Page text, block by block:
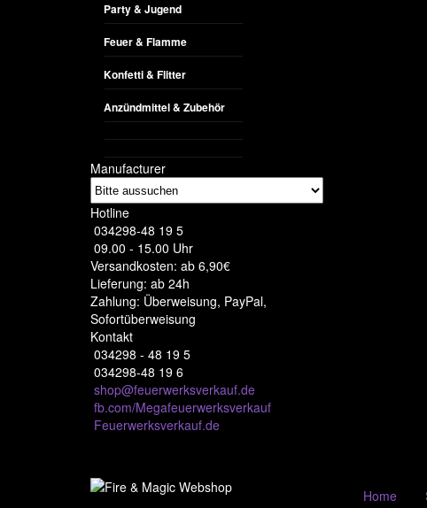
Party & Jugend
Feuer & Flamme
Konfetti & Flitter
Anzündmittel & Zubehör
Manufacturer
Hotline
034298-48 19 5
09.00 - 15.00 Uhr
Versandkosten: ab 6,90€
Lieferung: ab 24h
Zahlung: Überweisung, PayPal,
Sofortüberweisung
Kontakt
034298 - 48 19 5
034298-48 19 6
shop@feuerwerksverkauf.de
fb.com/Megafeuerwerksverkauf
Feuerwerksverkauf.de
Home